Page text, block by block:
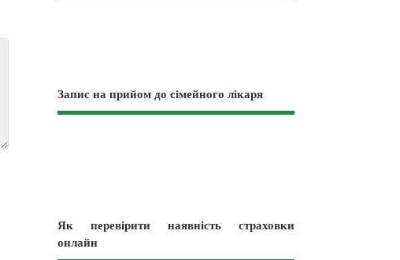
Запис на прийом до сімейного лікаря
Як перевірити наявність страховки
онлайн